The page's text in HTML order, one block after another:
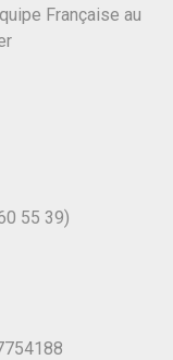
Française au
55 39)